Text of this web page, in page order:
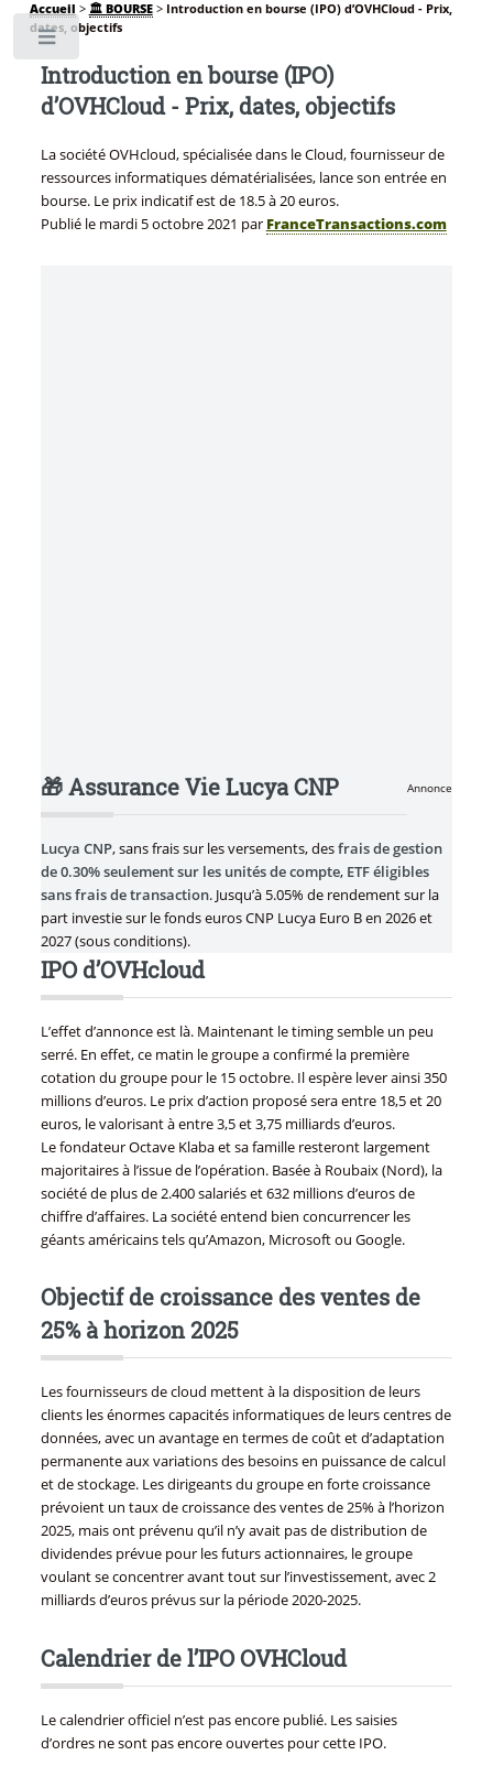
Accueil > 🏛️ BOURSE> Introduction en bourse (IPO) d’OVHCloud - Prix,
dates, objectifs
Introduction en bourse (IPO)
d’OVHCloud - Prix, dates, objectifs
La société OVHcloud, spécialisée dans le Cloud, fournisseur de
ressources informatiques dématérialisées, lance son entrée en
bourse. Le prix indicatif est de 18.5 à 20 euros.
Publié le mardi 5 octobre 2021 par FranceTransactions.com
Annonce
🎁 Assurance Vie Lucya CNP
Lucya CNP, sans frais sur les versements, desfrais de gestion
de 0.30% seulement sur les unités de compte, ETF éligibles
sans frais de transaction. Jusqu’à 5.05% de rendement sur la
part investie sur le fonds euros CNP Lucya Euro B en 2026 et
2027 (sous conditions).
IPO d’OVHcloud
L’effet d’annonce est là. Maintenant le timing semble un peu
serré. En effet, ce matin le groupe a confirmé la première
cotation du groupe pour le 15 octobre. Il espère lever ainsi 350
millions d’euros. Le prix d’action proposé sera entre 18,5 et 20
euros, le valorisant à entre 3,5 et 3,75 milliards d’euros.
Le fondateur Octave Klaba et sa famille resteront largement
majoritaires à l’issue de l’opération. Basée à Roubaix (Nord), la
société de plus de 2.400 salariés et 632 millions d’euros de
chiffre d’affaires. La société entend bien concurrencer les
géants américains tels qu’Amazon, Microsoft ou Google.
Objectif de croissance des ventes de
25% à horizon 2025
Les fournisseurs de cloud mettent à la disposition de leurs
clients les énormes capacités informatiques de leurs centres de
données, avec un avantage en termes de coût et d’adaptation
permanente aux variations des besoins en puissance de calcul
et de stockage. Les dirigeants du groupe en forte croissance
prévoient un taux de croissance des ventes de 25% à l’horizon
2025, mais ont prévenu qu’il n’y avait pas de distribution de
dividendes prévue pour les futurs actionnaires, le groupe
voulant se concentrer avant tout sur l’investissement, avec 2
milliards d’euros prévus sur la période 2020-2025.
Calendrier de l’IPO OVHCloud
Le calendrier officiel n’est pas encore publié. Les saisies
d’ordres ne sont pas encore ouvertes pour cette IPO.